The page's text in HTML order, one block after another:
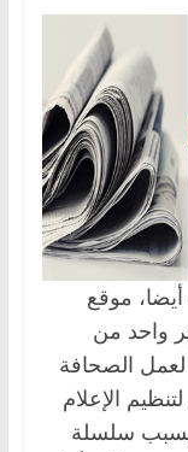
موقع
واحد من
لعمل الصحافة
الإعلام
بسبب سلسلة